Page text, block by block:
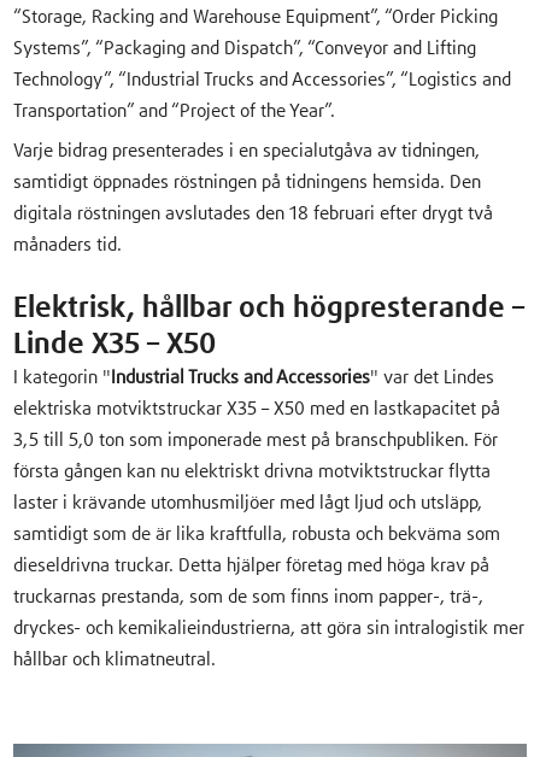
“Storage, Racking and Warehouse Equipment”, “Order Picking
Systems”, “Packaging and Dispatch”, “Conveyor and Lifting
Technology”, “Industrial Trucks and Accessories”, “Logistics and
Transportation” and “Project of the Year”.
Varje bidrag presenterades i en specialutgåva av tidningen,
samtidigt öppnades röstningen på tidningens hemsida. Den
digitala röstningen avslutades den 18 februari efter drygt två
månaders tid.
Elektrisk, hållbar och högpresterande –
Linde X35 – X50
I kategorin " Industrial Trucks and Accessories" var det Lindes
elektriska motviktstruckar X35 – X50 med en lastkapacitet på
3,5 till 5,0 ton som imponerade mest på branschpubliken. För
första gången kan nu elektriskt drivna motviktstruckar flytta
laster i krävande utomhusmiljöer med lågt ljud och utsläpp,
samtidigt som de är lika kraftfulla, robusta och bekväma som
dieseldrivna truckar. Detta hjälper företag med höga krav på
truckarnas prestanda, som de som finns inom papper-, trä-,
dryckes- och kemikalieindustrierna, att göra sin intralogistik mer
hållbar och klimatneutral.